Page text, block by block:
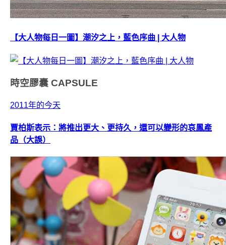
【大人物每日一圖】潮汐之上，藍色序曲 | 大人物
時空膠囊 CAPSULE
2011年的今天
賈柏斯表示：將推出更大、更持久，還可以變形的哀鳳產
品（大誤）